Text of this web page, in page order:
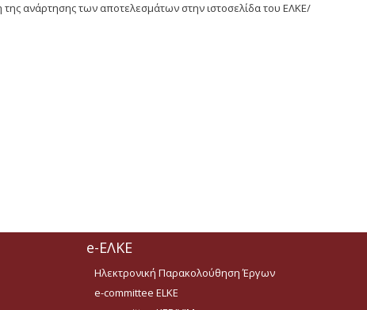
ανάρτησης των αποτελεσμάτων στην ιστοσελίδα του ΕΛΚΕ/
e-ΕΛΚΕ
Ηλεκτρονική Παρακολούθηση Έργων
e-committee ELKE